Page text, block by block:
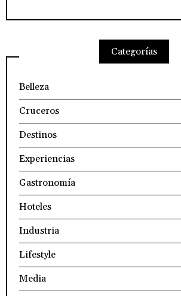
Categorías
Belleza
Cruceros
Destinos
Experiencias
Gastronomía
Hoteles
Industria
Lifestyle
Media